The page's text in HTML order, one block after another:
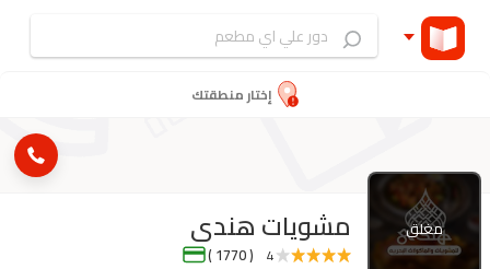
إختار منطقتك
مغلق مشويات هندى
4
( 1770 )